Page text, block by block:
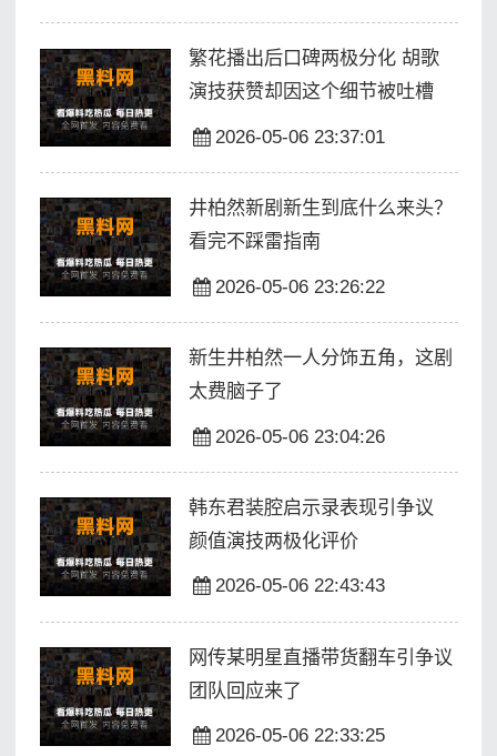
繁花播出后口碑两极分化 胡歌
演技获赞却因这个细节被吐槽
2026-05-06 23:37:01
井柏然新剧新生到底什么来头？
看完不踩雷指南
2026-05-06 23:26:22
新生井柏然一人分饰五角，这剧
太费脑子了
2026-05-06 23:04:26
韩东君装腔启示录表现引争议
颜值演技两极化评价
2026-05-06 22:43:43
网传某明星直播带货翻车引争议
团队回应来了
2026-05-06 22:33:25